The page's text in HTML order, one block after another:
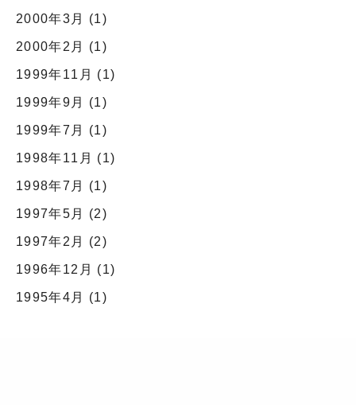
2000年3月 (1)
2000年2月 (1)
1999年11月 (1)
1999年9月 (1)
1999年7月 (1)
1998年11月 (1)
1998年7月 (1)
1997年5月 (2)
1997年2月 (2)
1996年12月 (1)
1995年4月 (1)